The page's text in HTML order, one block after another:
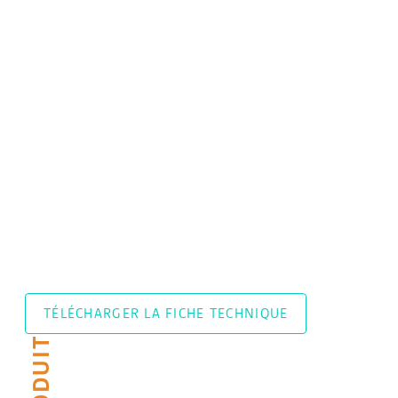
TÉLÉCHARGER LA FICHE TECHNIQUE